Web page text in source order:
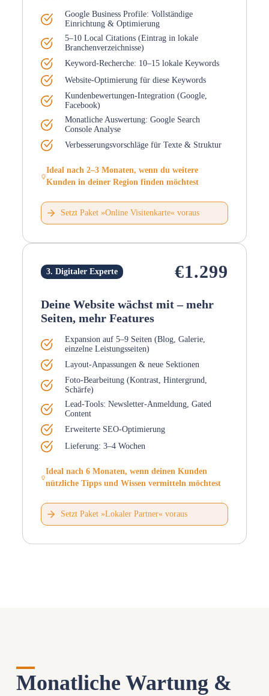
Google Business Profile: Vollständige
Einrichtung & Optimierung
5–10 Local Citations (Eintrag in lokale
Branchenverzeichnisse)
Keyword-Recherche: 10–15 lokale Keywords
Website-Optimierung für diese Keywords
Kundenbewertungen-Integration (Google,
Facebook)
Monatliche Auswertung: Google Search
Console Analyse
Verbesserungsvorschläge für Texte & Struktur
Ideal nach 2–3 Monaten, wenn du weitere
Kunden in deiner Region finden möchtest
Setzt Paket »Online Visitenkarte« voraus
3. Digitaler Experte €1.299
Deine Website wächst mit – mehr
Seiten, mehr Features
Expansion auf 5–9 Seiten (Blog, Galerie,
einzelne Leistungsseiten)
Layout-Anpassungen & neue Sektionen
Foto-Bearbeitung (Kontrast, Hintergrund,
Schärfe)
Lead-Tools: Newsletter-Anmeldung, Gated
Content
Erweiterte SEO-Optimierung
Lieferung: 3–4 Wochen
Ideal nach 6 Monaten, wenn deinen Kunden
nützliche Tipps und Wissen vermitteln möchtest
Setzt Paket »Lokaler Partner« voraus
Monatliche Wartung &